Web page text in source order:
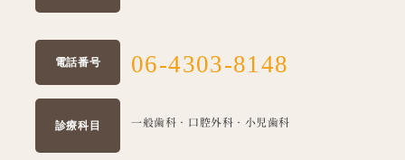
電話番号 06-4303-8148
診療科目 一般歯科・口腔外科・小児歯科